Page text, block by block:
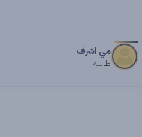
مي اشرف
طالبة